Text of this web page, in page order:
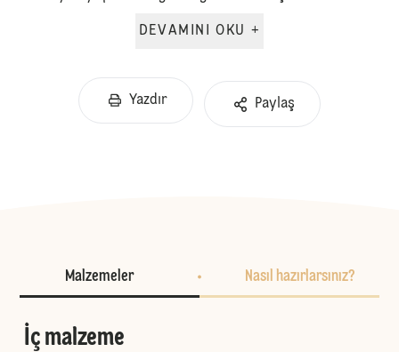
DEVAMINI OKU +
Yazdır Paylaş
Malzemeler Nasıl hazırlarsınız?
İç malzeme